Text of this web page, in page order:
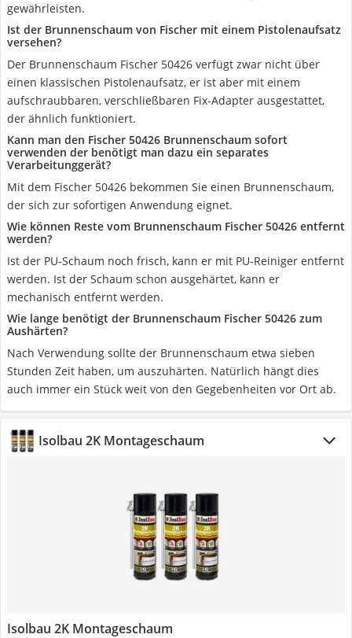
gewährleisten.
Ist der Brunnenschaum von Fischer mit einem Pistolenaufsatz
versehen?
Der Brunnenschaum Fischer 50426 verfügt zwar nicht über
einen klassischen Pistolenaufsatz, er ist aber mit einem
aufschraubbaren, verschließbaren Fix-Adapter ausgestattet,
der ähnlich funktioniert.
Kann man den Fischer 50426 Brunnenschaum sofort
verwenden der benötigt man dazu ein separates
Verarbeitunggerät?
Mit dem Fischer 50426 bekommen Sie einen Brunnenschaum,
der sich zur sofortigen Anwendung eignet.
Wie können Reste vom Brunnenschaum Fischer 50426 entfernt
werden?
Ist der PU-Schaum noch frisch, kann er mit PU-Reiniger entfernt
werden. Ist der Schaum schon ausgehärtet, kann er
mechanisch entfernt werden.
Wie lange benötigt der Brunnenschaum Fischer 50426 zum
Aushärten?
Nach Verwendung sollte der Brunnenschaum etwa sieben
Stunden Zeit haben, um auszuhärten. Natürlich hängt dies
auch immer ein Stück weit von den Gegebenheiten vor Ort ab.
Isolbau 2K Montageschaum
Isolbau 2K Montageschaum